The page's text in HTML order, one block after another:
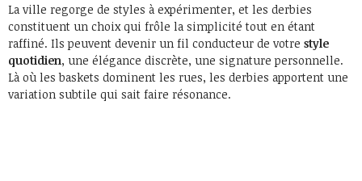
La ville regorge de styles à expérimenter, et les derbies
constituent un choix qui frôle la simplicité tout en étant
raffiné. Ils peuvent devenir un fil conducteur de votre style
quotidien, une élégance discrète, une signature personnelle.
Là où les baskets dominent les rues, les derbies apportent une
variation subtile qui sait faire résonance.